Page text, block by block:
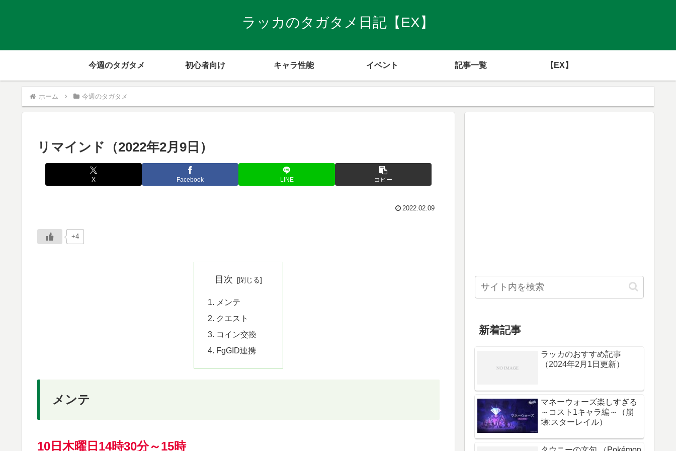
ラッカのタガタメ日記【EX】
今週のタガタメ 初心者向け キャラ性能 イベント 記事一覧 【EX】
ホーム 今週のタガタメ
リマインド（2022年2月9日）
X Facebook LINE コピー
2022.02.09
+4
目次
メンテ
クエスト
コイン交換
FgGID連携
メンテ
10日木曜日14時30分～15時
新着記事
ラッカのおすすめ記事
（2024年2月1日更新）
マネーウォーズ楽しすぎる
～コスト1キャラ編～（崩
壊:スターレイル）